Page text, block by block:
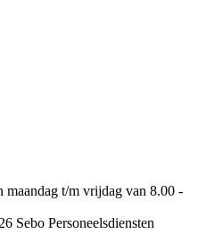
maandag t/m vrijdag van 8.00 -
Sebo Personeelsdiensten